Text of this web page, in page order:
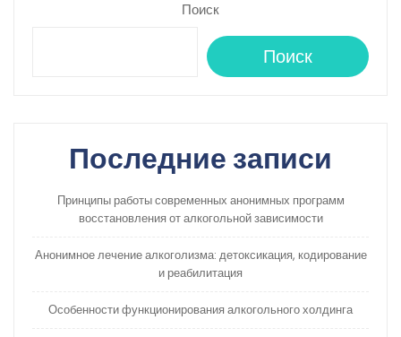
Поиск
Поиск
Последние записи
Принципы работы современных анонимных программ
восстановления от алкогольной зависимости
Анонимное лечение алкоголизма: детоксикация, кодирование
и реабилитация
Особенности функционирования алкогольного холдинга